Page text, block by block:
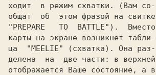
ходит  в режим схватки. (Вам со-
общат  об  этом фразой на свитке
"PREPARE   TO  BATTLE").  Вместо
карты на экране возникнет табли-
ца  "MEELIE" (схватка). Она раз-
делена  на  две части: в верхней
отображается Ваше состояние, а в